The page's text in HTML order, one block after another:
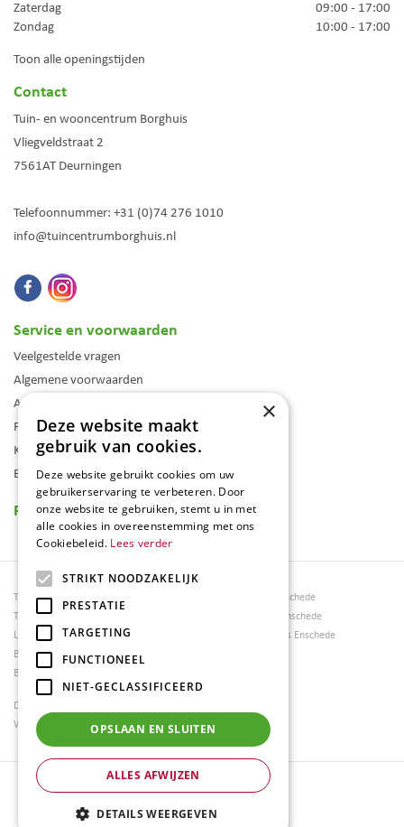
Zaterdag
09:00 - 17:00
Zondag
10:00 - 17:00
Toon alle openingstijden
Contact
Tuin- en wooncentrum Borghuis
Vliegveldstraat 2
7561AT Deurningen
Telefoonnummer: +31 (0)74 276 1010
info@tuincentrumborghuis.nl
Service en voorwaarden
Veelgestelde vragen
Algemene voorwaarden
Assortiment
Folder
Klantenkaart
Blog
Reviews
Tuincentrum Borghuis
Tuinmeubels
Loungesets
Bloemen
Barbecues
Tuinmeubels Enschede
Tuinmeubelen Enschede
Woonaccessoires Enschede
Dierenwinkel Enschede
Weber bbq kopen Hengelo
Green Solutions
×
Deze website maakt
gebruik van cookies.
Deze website gebruikt cookies om uw
gebruikerservaring te verbeteren. Door
onze website te gebruiken, stemt u in met
alle cookies in overeenstemming met ons
Cookiebeleid. Lees verder
STRIKT NOODZAKELIJK
PRESTATIE
TARGETING
FUNCTIONEEL
NIET-GECLASSIFICEERD
OPSLAAN EN SLUITEN
ALLES AFWIJZEN
DETAILS WEERGEVEN